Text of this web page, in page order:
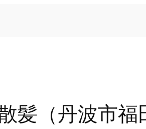
（丹波市福